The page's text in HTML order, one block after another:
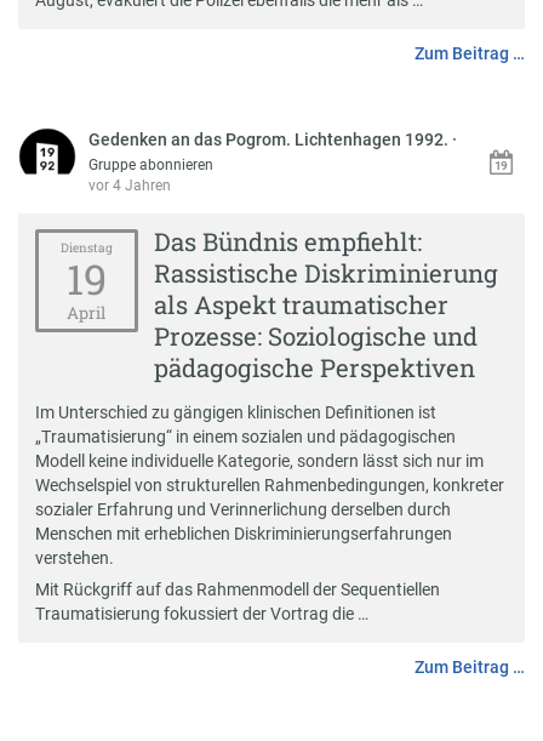
Zum Beitrag …
Gedenken an das Pogrom. Lichtenhagen 1992. ·
Gruppe abonnieren
vor 4 Jahren
Dienstag
19
April
Das Bündnis empfiehlt:
Rassistische Diskriminierung
als Aspekt traumatischer
Prozesse: Soziologische und
pädagogische Perspektiven
Im Unterschied zu gängigen klinischen Definitionen ist
„Traumatisierung“ in einem sozialen und pädagogischen
Modell keine individuelle Kategorie, sondern lässt sich nur im
Wechselspiel von strukturellen Rahmenbedingungen, konkreter
sozialer Erfahrung und Verinnerlichung derselben durch
Menschen mit erheblichen Diskriminierungserfahrungen
verstehen.
Mit Rückgriff auf das Rahmenmodell der Sequentiellen
Traumatisierung fokussiert der Vortrag die …
Zum Beitrag …